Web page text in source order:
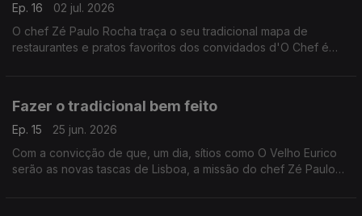
Ep. 16
02 jul. 2026
O chef Zé Paulo Rocha traça o seu tradicional mapa de
restaurantes e pratos favoritos dos convidados d'O Chef é
Fazer o tradicional bem feito
Ep. 15
25 jun. 2026
Com a convicção de que, um dia, sítios como O Velho Eurico
serão as novas tascas de Lisboa, a missão do chef Zé Paulo